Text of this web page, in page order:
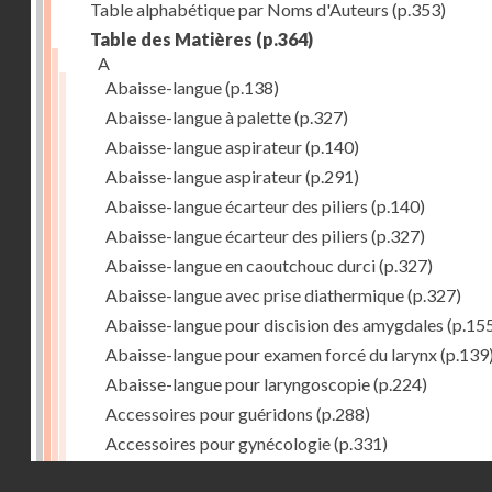
Table alphabétique par Noms d'Auteurs (p.353)
Table des Matières (p.364)
A
Abaisse-langue(p.138)
Abaisse-langue à palette(p.327)
Abaisse-langue aspirateur(p.140)
Abaisse-langue aspirateur(p.291)
Abaisse-langue écarteur des piliers (p.140)
Abaisse-langue écarteur des piliers (p.327)
Abaisse-langue en caoutchouc durci(p.327)
Abaisse-langue avec prise diathermique(p.327)
Abaisse-langue pour discision des amygdales
Abaisse-langue pour examen forcé du larynx
Abaisse-langue pour laryngoscopie(p.224)
Accessoires pour guéridons (p.288)
Accessoires pour gynécologie(p.331)